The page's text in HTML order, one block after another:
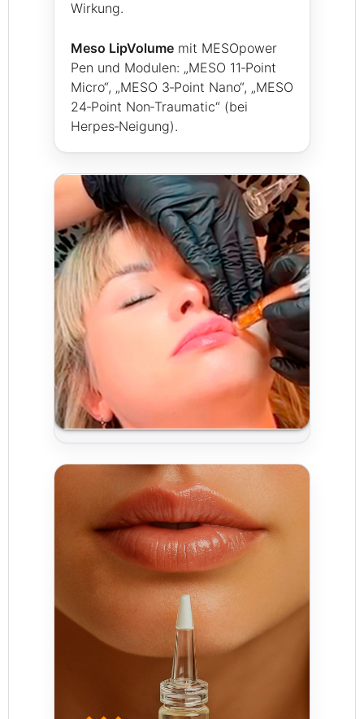
Wirkung.
Meso LipVolume mit MESOpower
Pen und Modulen: „MESO 11‑Point
Micro“, „MESO 3‑Point Nano“, „MESO
24‑Point Non‑Traumatic“ (bei
Herpes‑Neigung).